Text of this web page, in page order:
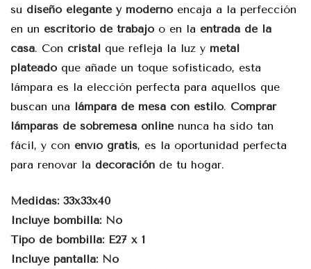
su diseño elegante y modernoencaja a la perfección
en un escritorio de trabajoo en la entrada de la
casa. Con cristal que refleja la luz y metal
plateadoque añade un toque sofisticado, esta
lámpara es la elección perfecta para aquellos que
buscan una lámpara de mesa con estilo. Comprar
lámparas de sobremesa onlinenunca ha sido tan
fácil, y con envío gratis, es la oportunidad perfecta
para renovar la decoración de tu hogar.
Medidas: 33x33x40
Incluye bombilla: No
Tipo de bombilla: E27 x 1
Incluye pantalla: No